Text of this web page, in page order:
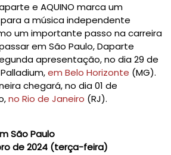
e AQUINO marca um
a música independente
um importante passo na carreira
em São Paulo, Daparte
apresentação, no dia 29 de
em Belo Horizonte (MG).
chegará, no dia 01 de
no Rio de Janeiro (RJ).
São Paulo
de 2024 (terça-feira)